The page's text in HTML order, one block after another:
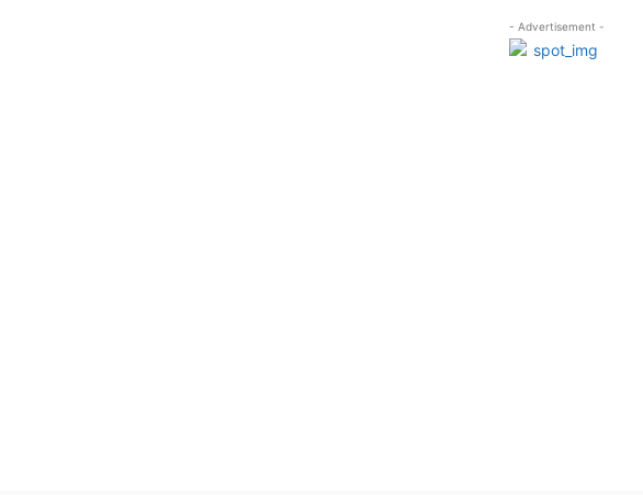
- Advertisement -